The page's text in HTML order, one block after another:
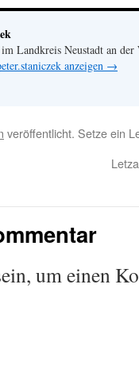
Landkreis Neustadt an der
anzeigen →
veröffentlicht. Setze ein
um einen